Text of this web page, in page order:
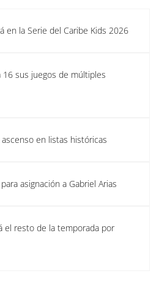
en la Serie del Caribe Kids 2026
16 sus juegos de múltiples
en listas históricas
asignación a Gabriel Arias
el resto de la temporada por